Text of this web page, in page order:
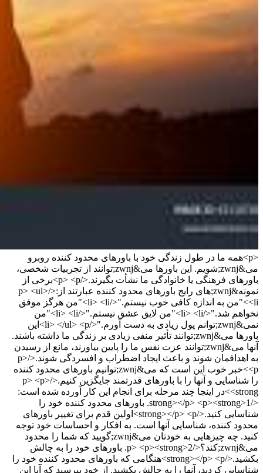
<p>همه ما در طول زندگی خود با باورهای محدود کننده روبرو
می&zwnj;شویم. این باورها می&zwnj;توانند از تجربیات شخصی،
باورهای فرهنگی یا خانوادگی ما نشأت بگیرند.</p> <p>برخی از
نمونه&zwnj;های رایج باورهای محدود کننده عبارتند از:</p> <ul>
<li>"من به اندازه کافی خوب نیستم."</li> <li>"من هرگز موفق
نخواهم شد."</li> <li>"من لایق عشق نیستم."</li> <li>"من
نمی&zwnj;توانم پول زیادی به دست آورم."</li> </ul> <p>این
باورها می&zwnj;توانند تأثیر منفی زیادی بر زندگی ما داشته باشند.
آنها می&zwnj;توانند عزت نفس ما را پایین بیاورند، مانع از رسیدن
به اهدافمان شوند و باعث ایجاد اضطراب و افسردگی شوند.</p>
<p>خبر خوب این است که می&zwnj;توانیم باورهای محدود کننده
را شناسایی و آنها را با باورهای قدرتمند جایگزین کنیم.</p> <p>
<strong>در اینجا چند مرحله برای انجام این کار آورده شده است:
</strong></p> <p><strong>1. باورهای محدود کننده خود را
شناسایی کنید.</strong></p> <p>اولین قدم برای تغییر باورهای
محدود کننده، شناسایی آنها است. به افکار و احساسات خود توجه
کنید. چه چیزهایی به خودتان می&zwnj;گویید که شما را محدود
می&zwnj;کند؟</p> <p><strong>2. باورهای خود را به چالش
بکشید.</strong></p> <p>هنگامی که باورهای محدود کننده خود را
شناسایی کردید، آنها را به چالش بکشید. از خود بپرسید که آیا این